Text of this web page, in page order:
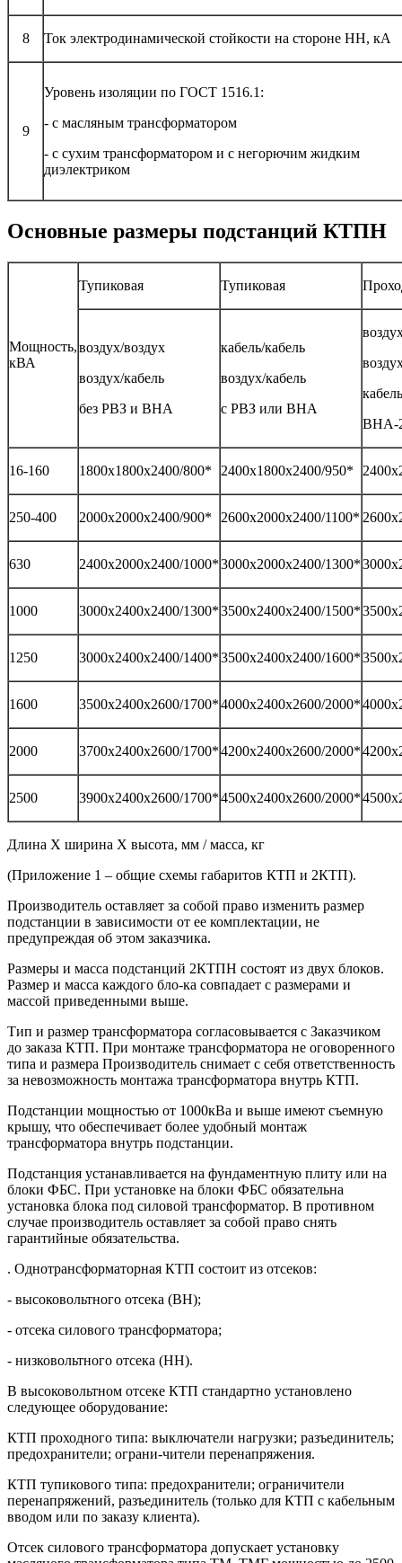
8 Ток электродинамической стойкости на стороне НН, кА
9
Уровень изоляции по ГОСТ 1516.1:
- с масляным трансформатором
- с сухим трансформатором и с негорючим жидким
диэлектриком
Основные размеры подстанций КТПН
Мощность,
кВА
Тупиковая Тупиковая
воздух/воздух
воздух/кабель
без РВЗ и ВНА
кабель/кабель
воздух/кабель
с РВЗ или ВНА
ВНА-
16-160 1800х1800х2400/800* 2400х1800х2400/950*
250-400 2000х2000х2400/900* 2600х2000х2400/1100*
630 2400х2000х2400/1000*3000х2000х2400/1300*
1000 3000х2400х2400/1300*3500х2400х2400/1500*
1250 3000х2400х2400/1400*3500х2400х2400/1600*
1600 3500х2400х2600/1700*4000х2400х2600/2000*
2000 3700х2400х2600/1700*4200х2400х2600/2000*
2500 3900х2400х2600/1700*4500х2400х2600/2000*
Длина Х ширина Х высота, мм / масса, кг
(Приложение 1 – общие схемы габаритов КТП и 2КТП).
Производитель оставляет за собой право изменить размер
подстанции в зависимости от ее комплектации, не
предупреждая об этом заказчика.
Размеры и масса подстанций 2КТПН состоят из двух блоков.
Размер и масса каждого бло-ка совпадает с размерами и
массой приведенными выше.
Тип и размер трансформатора согласовывается с Заказчиком
до заказа КТП. При монтаже трансформатора не оговоренного
типа и размера Производитель снимает с себя ответственность
за невозможность монтажа трансформатора внутрь КТП.
Подстанции мощностью от 1000кВа и выше имеют съемную
крышу, что обеспечивает более удобный монтаж
трансформатора внутрь подстанции.
Подстанция устанавливается на фундаментную плиту или на
блоки ФБС. При установке на блоки ФБС обязательна
установка блока под силовой трансформатор. В противном
случае производитель оставляет за собой право снять
гарантийные обязательства.
. Однотрансформаторная КТП состоит из отсеков:
- высоковольтного отсека (ВН);
- отсека силового трансформатора;
- низковольтного отсека (НН).
В высоковольтном отсеке КТП стандартно установлено
следующее оборудование:
КТП проходного типа: выключатели нагрузки; разъединитель;
предохранители; ограни-чители перенапряжения.
КТП тупикового типа: предохранители; ограничители
перенапряжений, разъединитель (только для КТП с кабельным
вводом или по заказу клиента).
Отсек силового трансформатора допускает установку